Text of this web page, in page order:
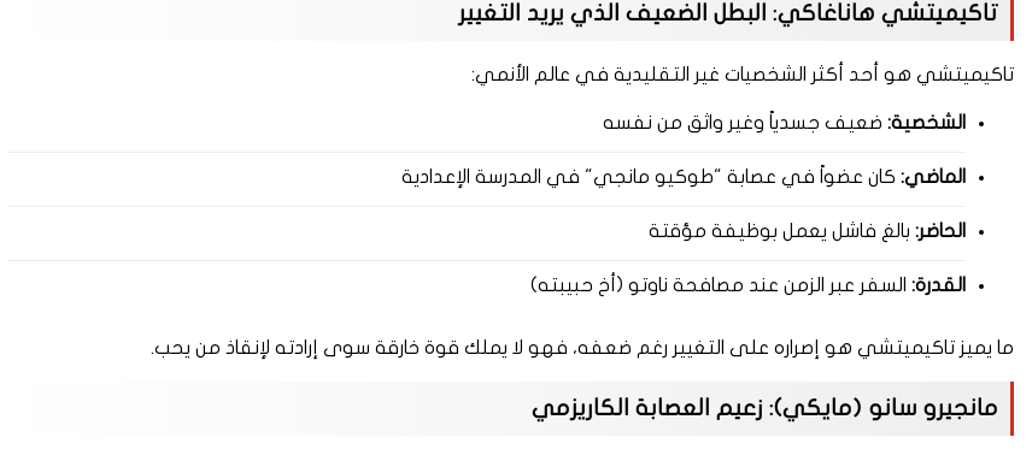
تاكيميتشي هاناغاكي: البطل الضعيف الذي يريد التغيير
تاكيميتشي هو أحد أكثر الشخصيات غير التقليدية في عالم الأنمي:
الشخصية: ضعيف جسدياً وغير واثق من نفسه
الماضي: كان عضواً في عصابة "طوكيو مانجي" في المدرسة الإعدادية
الحاضر: بالغ فاشل يعمل بوظيفة مؤقتة
القدرة: السفر عبر الزمن عند مصافحة ناوتو (أخ حبيبته)
ما يميز تاكيميتشي هو إصراره على التغيير رغم ضعفه، فهو لا يملك قوة خارقة سوى إرادته لإنقاذ من يحب.
مانجيرو سانو (مايكي): زعيم العصابة الكاريزمي